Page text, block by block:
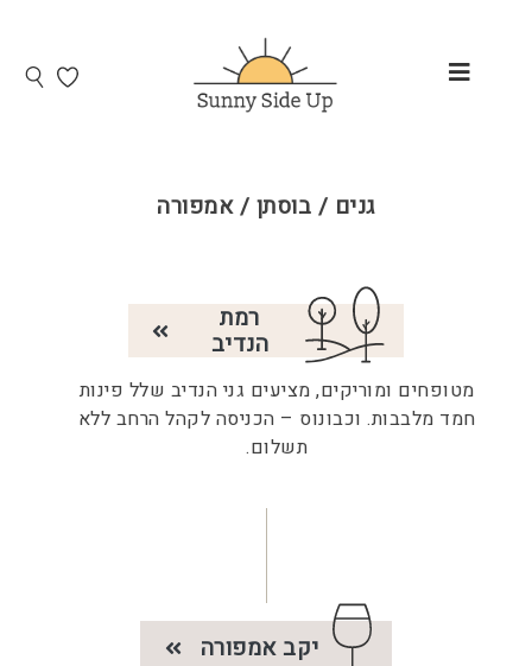
גנים / בוסתן / אמפורה
רמת
הנדיב
מטופחים ומוריקים, מציעים גני הנדיב שלל פינות
חמד מלבבות. וכבונוס – הכניסה לקהל הרחב ללא
תשלום.
יקב אמפורה